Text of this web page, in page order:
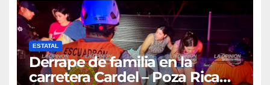
ESTATAL
Derrape de familia en la
carretera Cardel – Poza Rica